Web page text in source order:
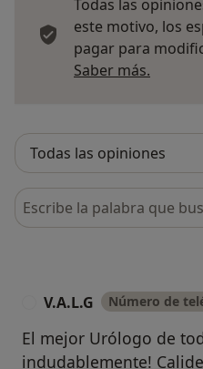
Todas las
este motivo, los
pagar para
Saber más.
Busca en opiniones
V.A.L.G Número de
El mejor Urólogo de
indudablemente!